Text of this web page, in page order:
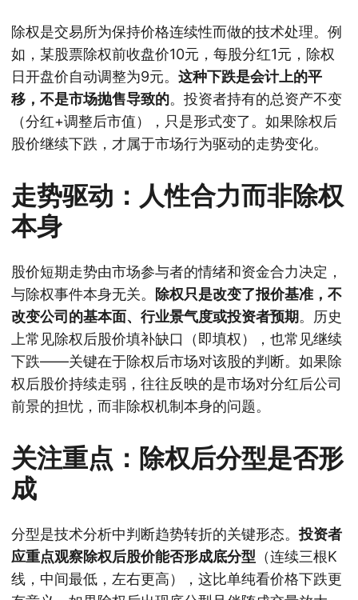
除权是交易所为保持价格连续性而做的技术处理。例
如，某股票除权前收盘价10元，每股分红1元，除权
日开盘价自动调整为9元。 这种下跌是会计上的平
移，不是市场抛售导致的。投资者持有的总资产不变
（分红+调整后市值），只是形式变了。如果除权后
股价继续下跌，才属于市场行为驱动的走势变化。
走势驱动：人性合力而非除权
本身
股价短期走势由市场参与者的情绪和资金合力决定，
与除权事件本身无关。 除权只是改变了报价基准，不
改变公司的基本面、行业景气度或投资者预期。历史
上常见除权后股价填补缺口（即填权），也常见继续
下跌——关键在于除权后市场对该股的判断。如果除
权后股价持续走弱，往往反映的是市场对分红后公司
前景的担忧，而非除权机制本身的问题。
关注重点：除权后分型是否形
成
分型是技术分析中判断趋势转折的关键形态。投资者
应重点观察除权后股价能否形成底分型 （连续三根K
线，中间最低，左右更高），这比单纯看价格下跌更